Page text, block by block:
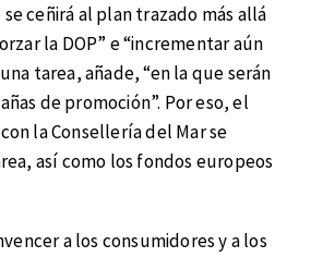
ceñirá al plan trazado más allá
la DOP” e “incrementar aún
tarea, añade, “en la que serán
de promoción”. Por eso, el
la Consellería del Mar se
así como los fondos europeos
a los consumidores y a los